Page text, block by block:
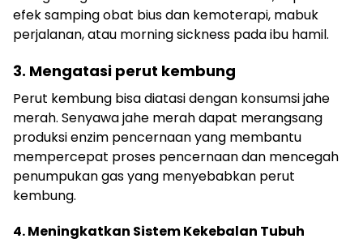
efek samping obat bius dan kemoterapi, mabuk
perjalanan, atau morning sickness pada ibu hamil.
3. Mengatasi perut kembung
Perut kembung bisa diatasi dengan konsumsi jahe
merah. Senyawa jahe merah dapat merangsang
produksi enzim pencernaan yang membantu
mempercepat proses pencernaan dan mencegah
penumpukan gas yang menyebabkan perut
kembung.
4. Meningkatkan Sistem Kekebalan Tubuh